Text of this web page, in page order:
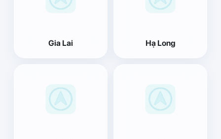
Gia Lai Hạ Long